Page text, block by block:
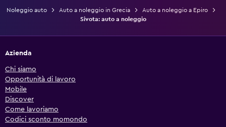
Noleggio auto Auto a noleggio in Grecia
Auto a noleggio a Epiro
Sivota: auto a noleggio
Azienda
Chi siamo
Opportunità di lavoro
Mobile
Discover
Come lavoriamo
Codici sconto momondo